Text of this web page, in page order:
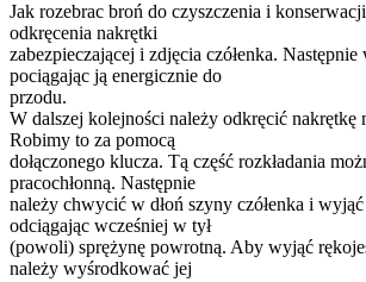
Jak rozebrac broń do czyszczenia i
odkręcenia nakrętki
zabezpieczającej i zdjęcia czółenka.
pociągając ją energicznie do
przodu.
W dalszej kolejności należy odkręcić nakrętkę
Robimy to za pomocą
dołączonego klucza. Tą część rozkładania
pracochłonną. Następnie
należy chwycić w dłoń szyny czółenka i
odciągając wcześniej w tył
(powoli) sprężynę powrotną. Aby wyjąć
należy wyśrodkować jej